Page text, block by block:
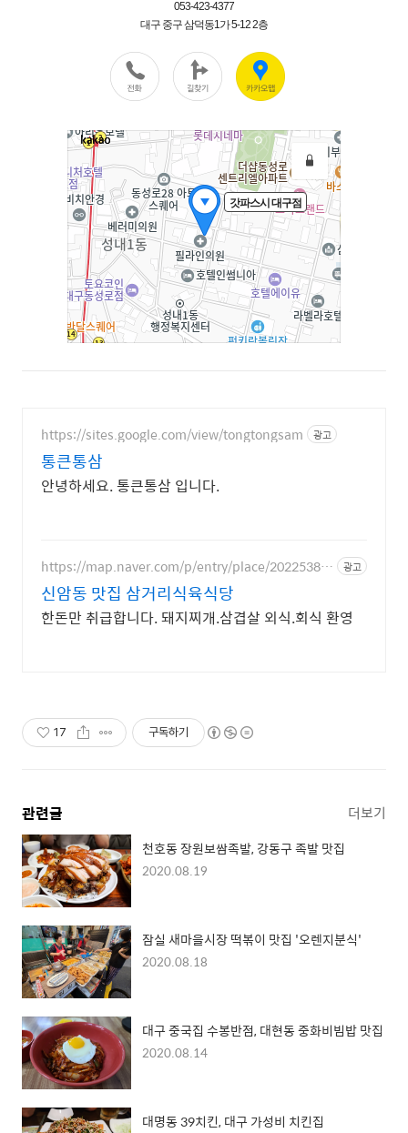
https://sites.google.com/view/tongtongsam 광고
통큰통삼
안녕하세요. 통큰통삼 입니다.
https://map.naver.com/p/entry/place/20225380
48
광고
신암동 맛집 삼거리식육식당
한돈만 취급합니다. 돼지찌개.삼겹살 외식.회식 환영
17 구독하기
관련글 더보기
천호동 장원보쌈족발, 강동구 족발 맛집
2020.08.19
잠실 새마을시장 떡볶이 맛집 '오렌지분식'
2020.08.18
대구 중국집 수봉반점, 대현동 중화비빔밥 맛집
2020.08.14
대명동 39치킨, 대구 가성비 치킨집